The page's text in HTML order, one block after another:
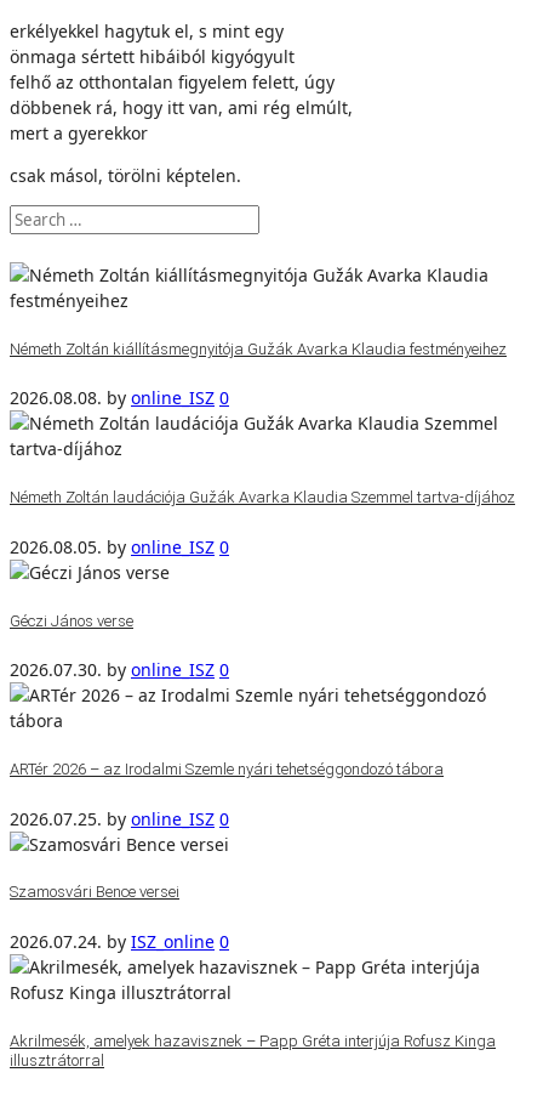
erkélyekkel hagytuk el, s mint egy
önmaga sértett hibáiból kigyógyult
felhő az otthontalan figyelem felett, úgy
döbbenek rá, hogy itt van, ami rég elmúlt,
mert a gyerekkor
csak másol, törölni képtelen.
Németh Zoltán kiállításmegnyitója Gužák Avarka Klaudia festményeihez
2026.08.08. by online_ISZ 0
Németh Zoltán laudációja Gužák Avarka Klaudia Szemmel tartva-díjához
2026.08.05. by online_ISZ 0
Géczi János verse
2026.07.30. by online_ISZ 0
ARTér 2026 – az Irodalmi Szemle nyári tehetséggondozó tábora
2026.07.25. by online_ISZ 0
Szamosvári Bence versei
2026.07.24. by ISZ_online 0
Akrilmesék, amelyek hazavisznek – Papp Gréta interjúja Rofusz Kinga
illusztrátorral